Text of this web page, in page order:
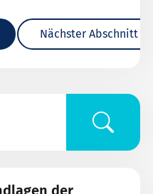
Nächster Abschnitt
der